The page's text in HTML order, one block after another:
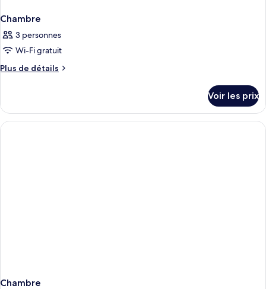
Chambre
3 personnes
Wi-Fi gratuit
Plus de détails
Plus
le
type
de
Voir les prix
Chambre